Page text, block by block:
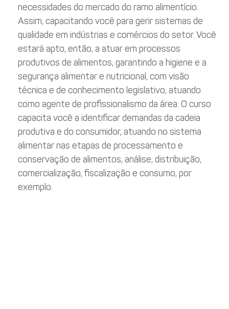
necessidades do mercado do ramo alimentício.
Assim, capacitando você para gerir sistemas de
qualidade em indústrias e comércios do setor. Você
estará apto, então, a atuar em processos
produtivos de alimentos, garantindo a higiene e a
segurança alimentar e nutricional, com visão
técnica e de conhecimento legislativo, atuando
como agente de profissionalismo da área. O curso
capacita você a identificar demandas da cadeia
produtiva e do consumidor, atuando no sistema
alimentar nas etapas de processamento e
conservação de alimentos, análise, distribuição,
comercialização, fiscalização e consumo, por
exemplo.